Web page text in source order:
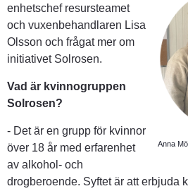
Anna
enhetschef resursteamet
och vuxenbehandlaren Lisa
Olsson och frågat mer om
initiativet Solrosen.
Vad är kvinnogruppen
Solrosen?
- Det är en grupp för kvinnor
över 18 år med erfarenhet
av alkohol- och
drogberoende. Syftet är att erbjuda